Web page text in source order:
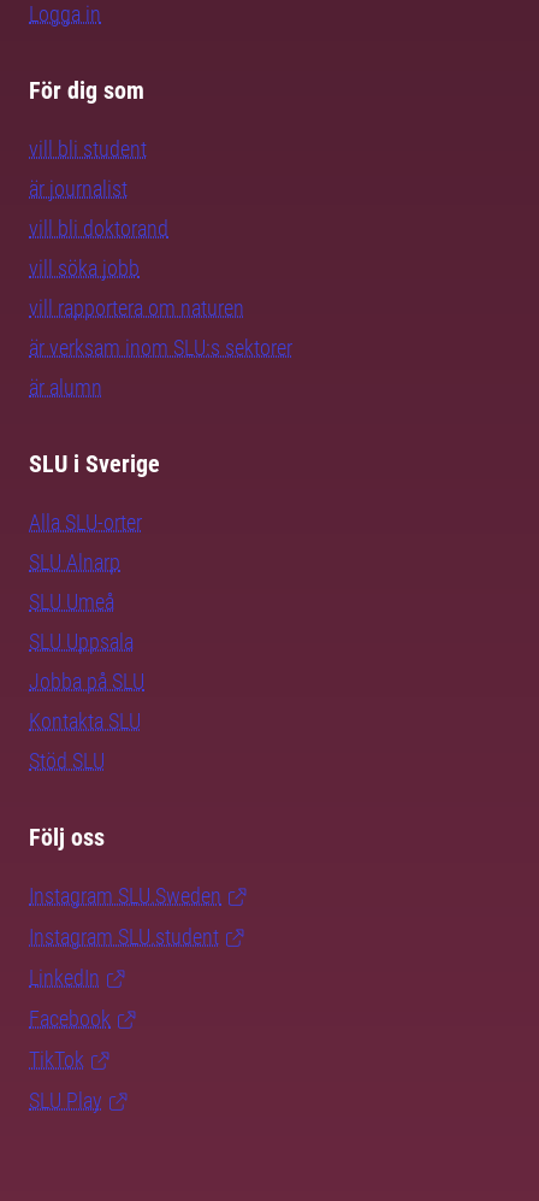
Logga in
För dig som
vill bli student
är journalist
vill bli doktorand
vill söka jobb
vill rapportera om naturen
är verksam inom SLU:s sektorer
är alumn
SLU i Sverige
Alla SLU-orter
SLU Alnarp
SLU Umeå
SLU Uppsala
Jobba på SLU
Kontakta SLU
Stöd SLU
Följ oss
Instagram SLU.Sweden
Instagram SLU.student
LinkedIn
Facebook
TikTok
SLU Play